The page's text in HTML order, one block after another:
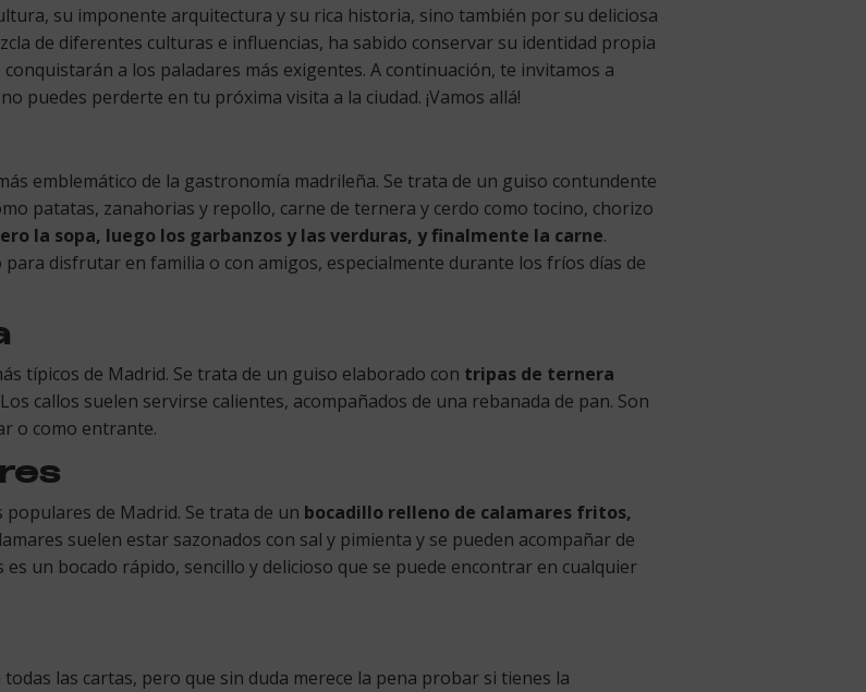
su imponente arquitectura y su rica historia, sino también por su deliciosa
de diferentes culturas e influencias, ha sabido conservar su identidad propia
a los paladares más exigentes. A continuación, te invitamos a
puedes perderte en tu próxima visita a la ciudad. ¡Vamos allá!
emblemático de la gastronomía madrileña. Se trata de un guiso contundente
patatas, zanahorias y repollo, carne de ternera y cerdo como tocino, chorizo
la sopa, luego los garbanzos y las verduras, y finalmente la carne.
disfrutar en familia o con amigos, especialmente durante los fríos días de
típicos de Madrid. Se trata de un guiso elaborado con tripas de ternera
callos suelen servirse calientes, acompañados de una rebanada de pan. Son
o como entrante.
populares de Madrid. Se trata de un bocadillo relleno de calamares fritos,
suelen estar sazonados con sal y pimienta y se pueden acompañar de
es un bocado rápido, sencillo y delicioso que se puede encontrar en cualquier
las cartas, pero que sin duda merece la pena probar si tienes la